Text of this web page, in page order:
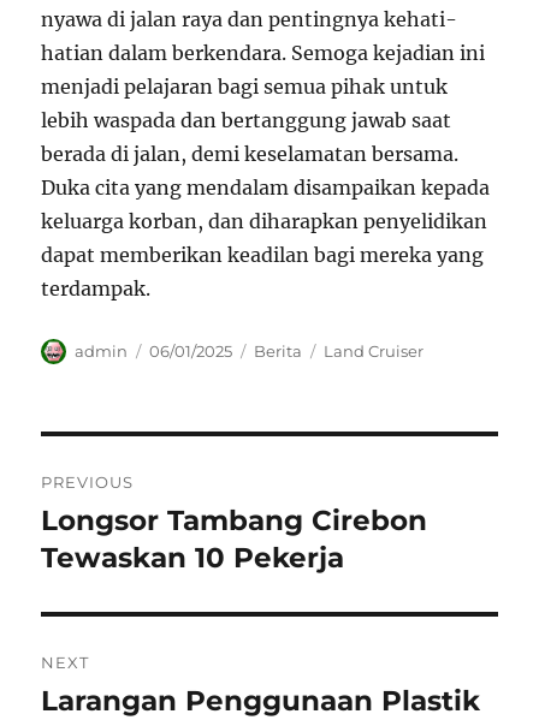
nyawa di jalan raya dan pentingnya kehati-
hatian dalam berkendara. Semoga kejadian ini
menjadi pelajaran bagi semua pihak untuk
lebih waspada dan bertanggung jawab saat
berada di jalan, demi keselamatan bersama.
Duka cita yang mendalam disampaikan kepada
keluarga korban, dan diharapkan penyelidikan
dapat memberikan keadilan bagi mereka yang
terdampak.
Author
admin
Posted
06/01/2025 Categories
Berita Tags
Land Cruiser
pos
PREVIOUS
Previous
post:
Longsor Tambang Cirebon
Tewaskan 10 Pekerja
NEXT
Next
Larangan Penggunaan Plastik